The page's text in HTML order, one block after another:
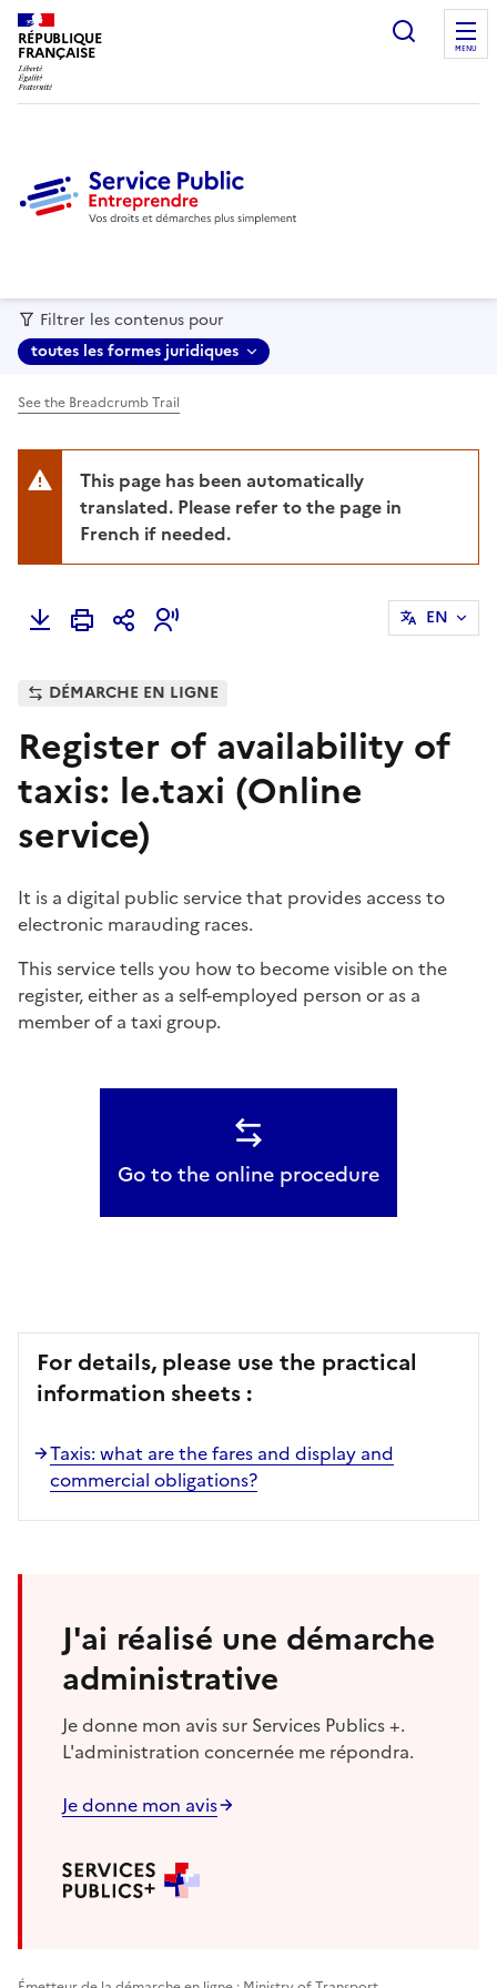
RÉPUBLIQUE
FRANÇAISE MENU
Filtrer les contenus pour
toutes les formes juridiques
See the Breadcrumb Trail
This page has been automatically
translated. Please refer to the page in
French if needed.
EN
DÉMARCHE EN LIGNE
Register of availability of
taxis: le.taxi (Online
service)
It is a digital public service that provides access to
electronic marauding races.
This service tells you how to become visible on the
register, either as a self-employed person or as a
member of a taxi group.
Go to the online procedure
For details, please use the practical
information sheets :
Taxis: what are the fares and display and
commercial obligations?
J'ai réalisé une démarche
administrative
Je donne mon avis sur Services Publics +.
L'administration concernée me répondra.
Je donne mon avis